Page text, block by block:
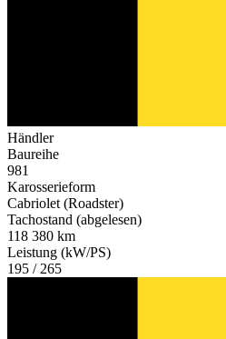
Händler
Baureihe
981
Karosserieform
Cabriolet (Roadster)
Tachostand (abgelesen)
118 380 km
Leistung (kW/PS)
195 / 265